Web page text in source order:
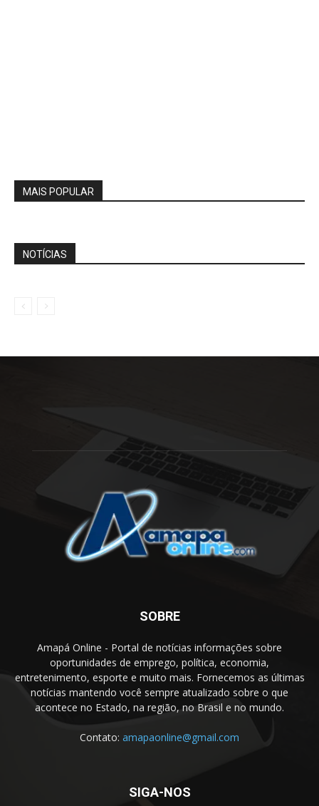
MAIS POPULAR
NOTÍCIAS
SOBRE
Amapá Online - Portal de notícias informações sobre
oportunidades de emprego, política, economia,
entretenimento, esporte e muito mais. Fornecemos as últimas
notícias mantendo você sempre atualizado sobre o que
acontece no Estado, na região, no Brasil e no mundo.
Contato: amapaonline@gmail.com
SIGA-NOS